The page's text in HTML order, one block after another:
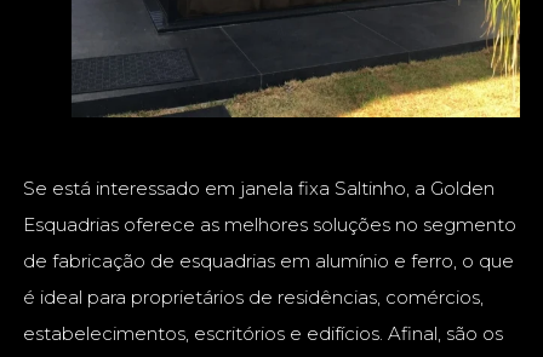
Se está interessado em janela fixa Saltinho, a Golden
Esquadrias oferece as melhores soluções no segmento
de fabricação de esquadrias em alumínio e ferro, o que
é ideal para proprietários de residências, comércios,
estabelecimentos, escritórios e edifícios. Afinal, são os